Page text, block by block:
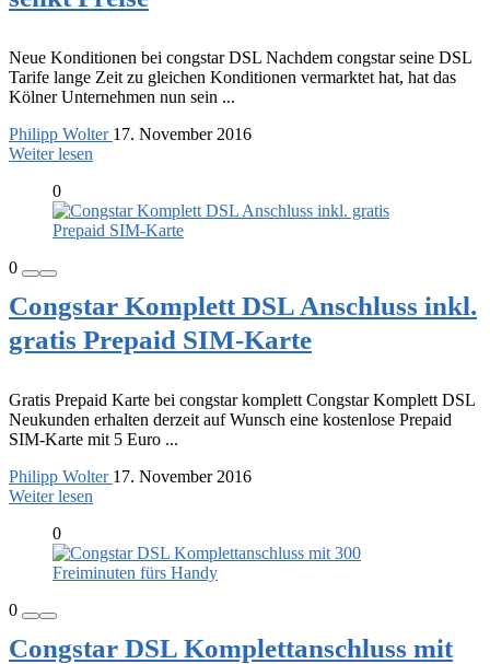
Neue Konditionen bei congstar DSL Nachdem congstar seine DSL
Tarife lange Zeit zu gleichen Konditionen vermarktet hat, hat das
Kölner Unternehmen nun sein ...
Philipp Wolter 17. November 2016
Weiter lesen
0
0
Congstar Komplett DSL Anschluss inkl.
gratis Prepaid SIM-Karte
Gratis Prepaid Karte bei congstar komplett Congstar Komplett DSL
Neukunden erhalten derzeit auf Wunsch eine kostenlose Prepaid
SIM-Karte mit 5 Euro ...
Philipp Wolter 17. November 2016
Weiter lesen
0
0
Congstar DSL Komplettanschluss mit